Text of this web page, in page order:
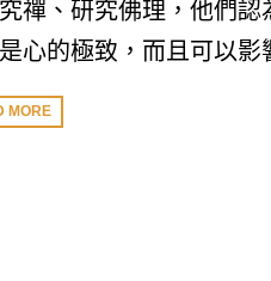
禪、研究佛理，他們認
心的極致，而且可以影
MORE